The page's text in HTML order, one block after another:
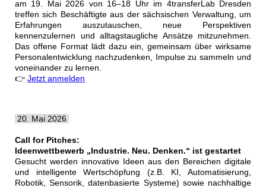
am 19. Mai 2026 von 16–18 Uhr im 4transferLab Dresden
treffen sich Beschäftigte aus der sächsischen Verwaltung, um
Erfahrungen auszutauschen, neue Perspektiven
kennenzulernen und alltagstaugliche Ansätze mitzunehmen.
Das offene Format lädt dazu ein, gemeinsam über wirksame
Personalentwicklung nachzudenken, Impulse zu sammeln und
voneinander zu lernen.
👉 Jetzt anmelden
20. Mai 2026
Call for Pitches:
Ideenwettbewerb „Industrie. Neu. Denken.“ ist gestartet
Gesucht werden innovative Ideen aus den Bereichen digitale
und intelligente Wertschöpfung (z.B. KI, Automatisierung,
Robotik, Sensorik, datenbasierte Systeme) sowie nachhaltige